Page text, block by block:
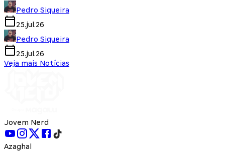
Pedro Siqueira
25.jul.26
Pedro Siqueira
25.jul.26
Veja mais Notícias
Jovem Nerd
Azaghal